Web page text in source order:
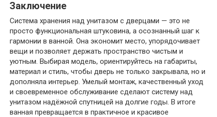
Заключение
Система хранения над унитазом с дверцами — это не
просто функциональная штуковина, а осознанный шаг к
гармонии в ванной. Она экономит место, упорядочивает
вещи и позволяет держать пространство чистым и
уютным. Выбирая модель, ориентируйтесь на габариты,
материал и стиль, чтобы дверь не только закрывала, но и
дополняла интерьер. Умелый монтаж, качественный уход
и своевременное обслуживание сделают систему над
унитазом надёжной спутницей на долгие годы. В итоге
ванная превращается в практичное и красивое